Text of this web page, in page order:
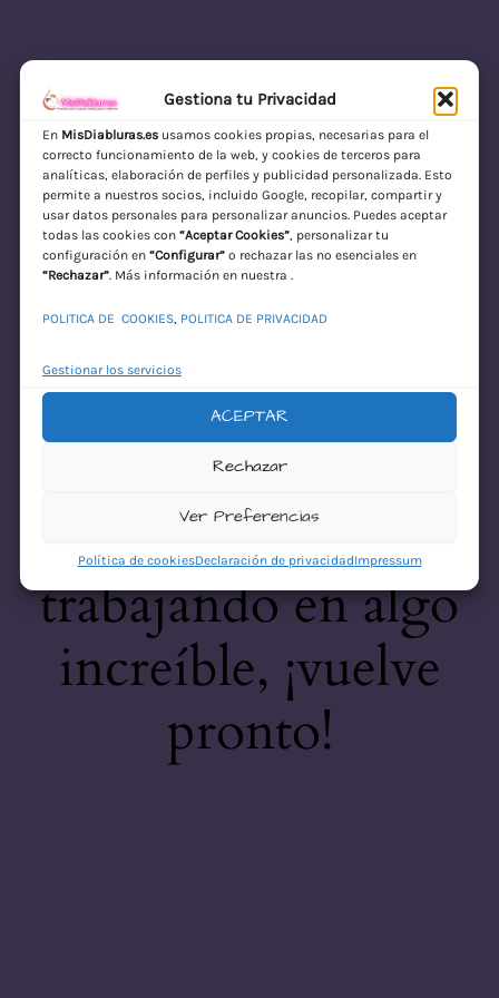
Gestiona tu Privacidad
En MisDiabluras.esusamos cookies propias, necesarias para el
correcto funcionamiento de la web, y cookies de terceros para
analíticas, elaboración de perfiles y publicidad personalizada. Esto
permite a nuestros socios, incluido Google, recopilar, compartir y
usar datos personales para personalizar anuncios. Puedes aceptar
todas las cookies con “Aceptar Cookies”, personalizar tu
configuración en “Configurar”o rechazar las no esenciales en
“Rechazar”. Más información en nuestra .
POLITICA DE COOKIES, POLITICA DE PRIVACIDAD
Gestionar los servicios
ACEPTAR
Rechazar
Ver Preferencias
Política de cookiesDeclaración de privacidadImpressum
MisDiabluras | Sexshop Online con Envío
Discreto en España
Acceder
¡Disculpa este
desastre! Estamos
trabajando en algo
increíble, ¡vuelve
pronto!